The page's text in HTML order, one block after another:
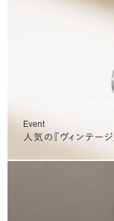
Event
人気の『ヴィンテー